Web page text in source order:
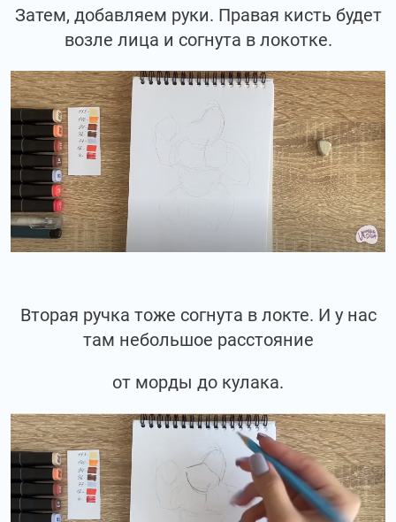
Затем, добавляем руки. Правая кисть будет
возле лица и согнута в локотке.
Вторая ручка тоже согнута в локте. И у нас
там небольшое расстояние
от морды до кулака.